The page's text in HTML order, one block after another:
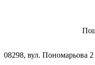
08298, вул. Пономарьова